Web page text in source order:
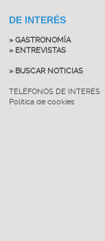
DE INTERÉS
» GASTRONOMÍA
» ENTREVISTAS
» BUSCAR NOTICIAS
TELÉFONOS DE INTERÉS
Política de cookies